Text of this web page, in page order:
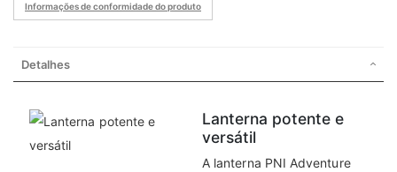
Informações de conformidade do produto
Detalhes
Lanterna potente e
versátil
A lanterna PNI Adventure